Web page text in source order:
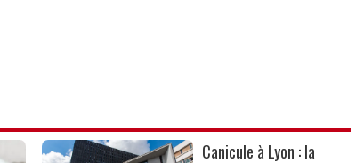
Canicule à Lyon : la